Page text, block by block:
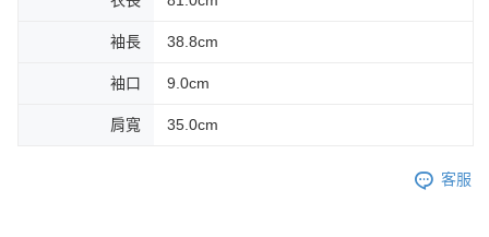
袖長 38.8cm
袖口 9.0cm
肩寬 35.0cm
客服